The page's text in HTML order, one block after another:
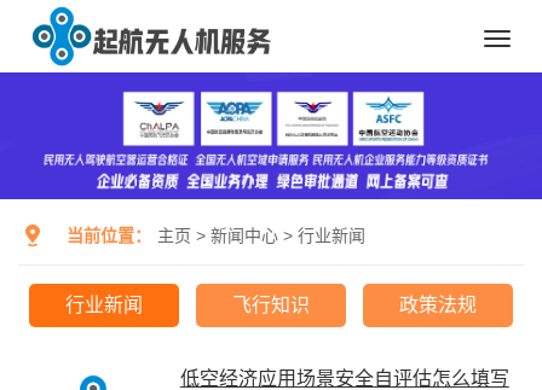
当前位置： 主页 > 新闻中心 > 行业新闻
行业新闻 飞行知识 政策法规
低空经济应用场景安全自评估怎么填写